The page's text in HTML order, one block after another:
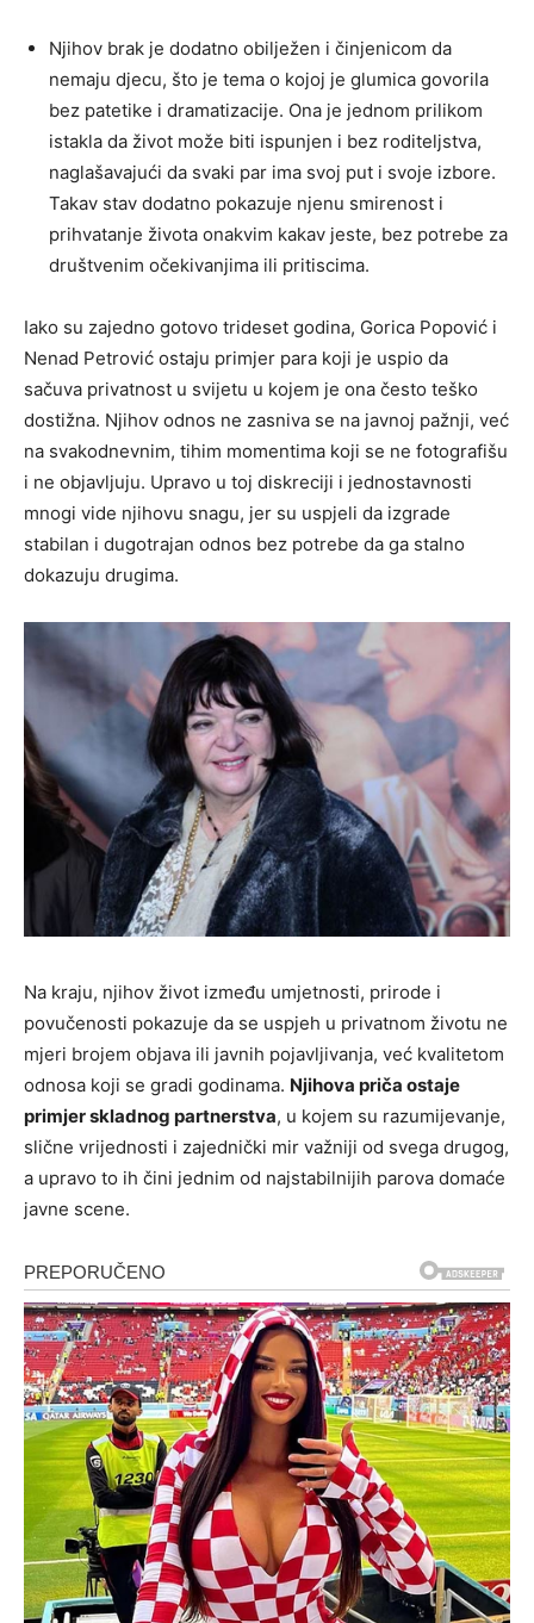
Njihov brak je dodatno obilježen i činjenicom da
nemaju djecu, što je tema o kojoj je glumica govorila
bez patetike i dramatizacije. Ona je jednom prilikom
istakla da život može biti ispunjen i bez roditeljstva,
naglašavajući da svaki par ima svoj put i svoje izbore.
Takav stav dodatno pokazuje njenu smirenost i
prihvatanje života onakvim kakav jeste, bez potrebe za
društvenim očekivanjima ili pritiscima.
Iako su zajedno gotovo trideset godina, Gorica Popović i
Nenad Petrović ostaju primjer para koji je uspio da
sačuva privatnost u svijetu u kojem je ona često teško
dostižna. Njihov odnos ne zasniva se na javnoj pažnji, već
na svakodnevnim, tihim momentima koji se ne fotografišu
i ne objavljuju. Upravo u toj diskreciji i jednostavnosti
mnogi vide njihovu snagu, jer su uspjeli da izgrade
stabilan i dugotrajan odnos bez potrebe da ga stalno
dokazuju drugima.
Na kraju, njihov život između umjetnosti, prirode i
povučenosti pokazuje da se uspjeh u privatnom životu ne
mjeri brojem objava ili javnih pojavljivanja, već kvalitetom
odnosa koji se gradi godinama. Njihova priča ostaje
primjer skladnog partnerstva, u kojem su razumijevanje,
slične vrijednosti i zajednički mir važniji od svega drugog,
a upravo to ih čini jednim od najstabilnijih parova domaće
javne scene.